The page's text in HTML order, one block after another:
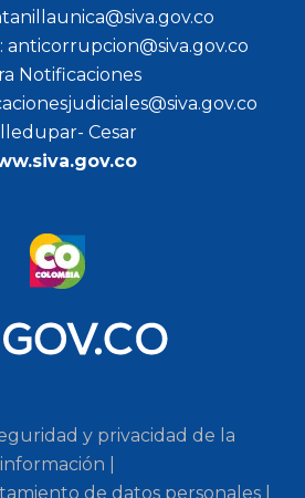
Notificaciones
Cesar
y privacidad de la
información |
de datos personales |